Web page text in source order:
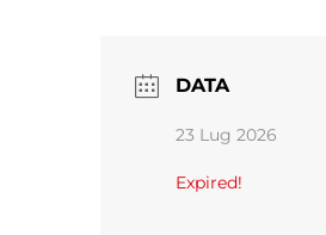
DATA
23 Lug 2026
Expired!